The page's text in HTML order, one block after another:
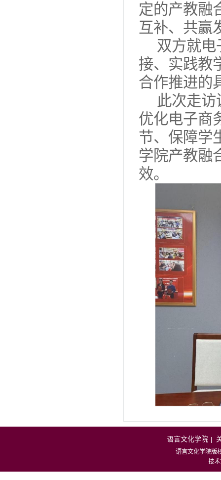
定的产教融
互补、共赢
双方就
接、实践教
合作推进的
此次走
优化电子商
节、保障学
学院产教融
效。
语言文化学院
语言文化学院版
技